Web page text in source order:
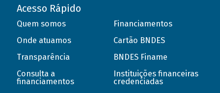
Acesso Rápido
Quem somos
Onde atuamos
Transparência
Consulta a
financiamentos
Financiamentos
Cartão BNDES
BNDES Finame
Instituições financeiras
credenciadas